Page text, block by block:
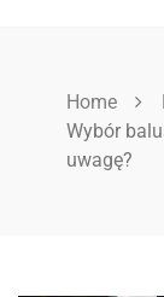
Home
Wybór
uwagę?